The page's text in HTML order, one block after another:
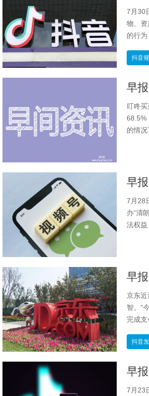
7月30
物、资
的行
抖音
叮咚
68.5%
的情
7月28
办“清
法权
京东近
智。“
完成
抖音
7月23